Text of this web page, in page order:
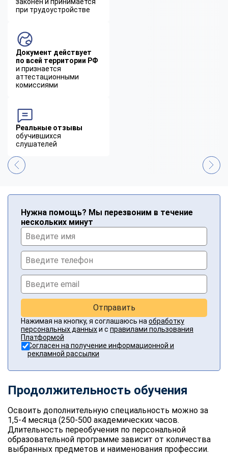
при трудоустройстве
Документ действует
по всей территории РФ
и признается
аттестационными
комиссиями
Реальные отзывы
обучившихся
слушателей
Нужна помощь? Мы перезвоним в течение
нескольких минут
Отправить
Нажимая на кнопку, я соглашаюсь на обработку
персональных данныхи с правилами пользования
Платформой
Согласен на получение информационной и
рекламной рассылки
Продолжительность обучения
Освоить дополнительную специальность можно за
1,5-4 месяца (250-500 академических часов.
Длительность переобучения по персональной
образовательной программе зависит от количества
выбранных предметов и наименования профессии.